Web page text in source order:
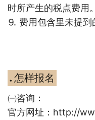
时所产生的税点费用。
⒐ 费用包含里未提到
◆ 怎样报名
㈠咨询：
官方网址：http://